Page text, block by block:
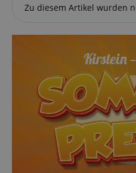
Zu diesem Artikel wurden